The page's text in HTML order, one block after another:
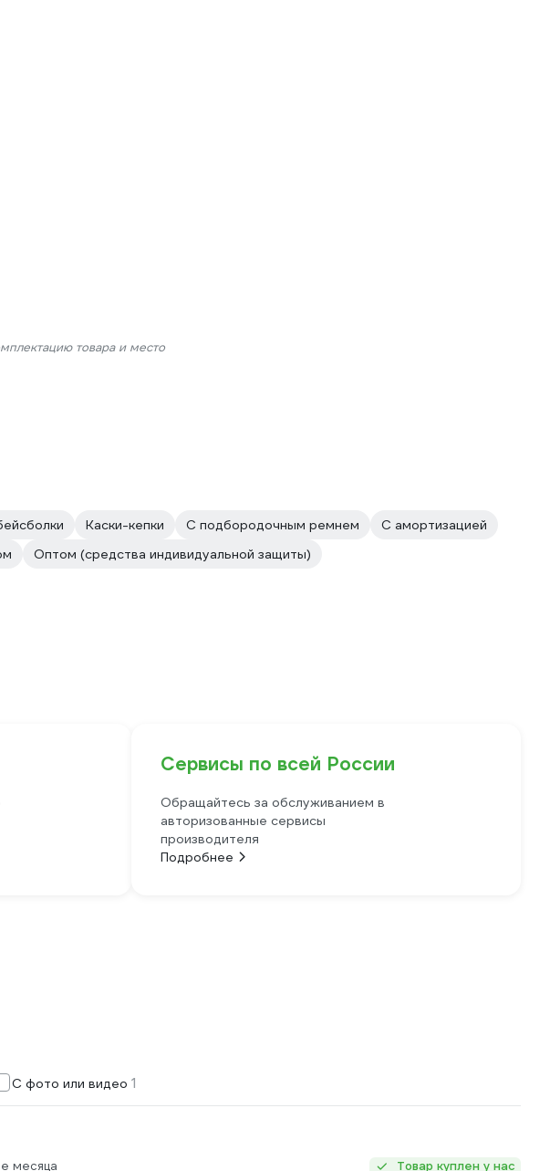
товара и место
Каски-кепки С подбородочным ремнем
С амортизацией
Оптом (средства индивидуальной защиты)
Сервисы по всей России
Обращайтесь за обслуживанием в
авторизованные сервисы
производителя
Подробнее
С фото или видео 1
месяца Товар куплен у нас